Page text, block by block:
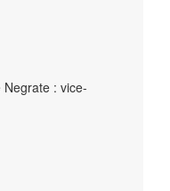
Negrate : vice-